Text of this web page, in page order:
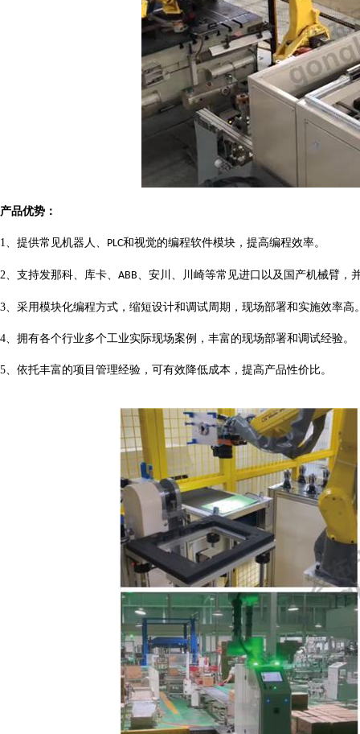
产品优势：
1、 提供常见机器人、 PLC和视觉的编程软件模块，提高编程效率。
2、 支持发那科、库卡、 ABB、安川、川崎等常见进口以及国产机械臂，
3、 采用模块化编程方式，缩短设计和调试周期，现场部署和实施效率高
4、 拥有各个行业多个工业实际现场案例，丰富的现场部署和调试经验。
5、 依托丰富的项目管理经验，可有效降低成本，提高产品性价比。